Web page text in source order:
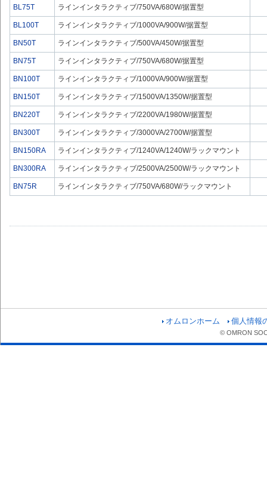
BL75T ラインインタラクティブ/750VA/680W/据置型
BL100T ラインインタラクティブ/1000VA/900W/据置型
BN50T ラインインタラクティブ/500VA/450W/据置型
BN75T ラインインタラクティブ/750VA/680W/据置型
BN100T ラインインタラクティブ/1000VA/900W/据置型
BN150T ラインインタラクティブ/1500VA/1350W/据置型
BN220T ラインインタラクティブ/2200VA/1980W/据置型
BN300T ラインインタラクティブ/3000VA/2700W/据置型
BN150RA ラインインタラクティブ/1240VA/1240W/ラックマウント
BN300RA ラインインタラクティブ/2500VA/2500W/ラックマウント
BN75R ラインインタラクティブ/750VA/680W/ラックマウント
オムロンホーム 個人情報
© OMRON